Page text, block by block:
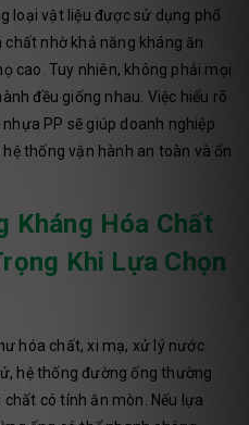
loại vật liệu được sử dụng phổ
nhờ khả năng kháng ăn
cao. Tuy nhiên, không phải mọi
đều giống nhau. Việc hiểu rõ
PP sẽ giúp doanh nghiệp
thống vận hành an toàn và ổn
Kháng Hóa Chất
Khi Lựa Chọn
hóa chất, xi mạ, xử lý nước
hệ thống đường ống thường
có tính ăn mòn. Nếu lựa